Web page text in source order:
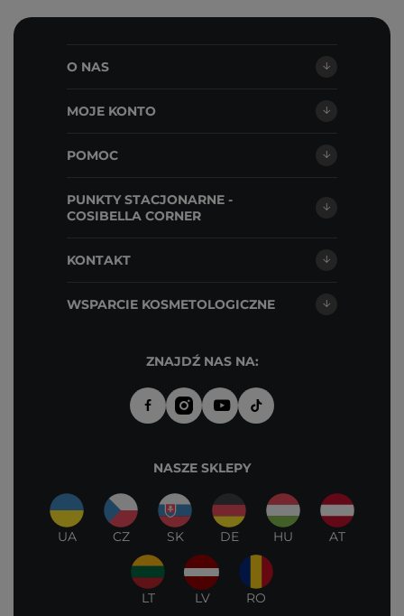
O NAS
MOJE KONTO
POMOC
PUNKTY STACJONARNE -
COSIBELLA CORNER
KONTAKT
WSPARCIE KOSMETOLOGICZNE
ZNAJDŹ NAS NA:
NASZE SKLEPY
UA CZ SK DE HU AT
LT LV RO